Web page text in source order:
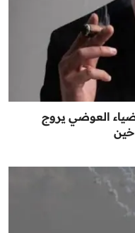
ضياء العوضي يروج